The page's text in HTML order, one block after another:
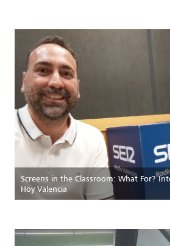
Screens in the Classroom: What For?
Hoy Valencia